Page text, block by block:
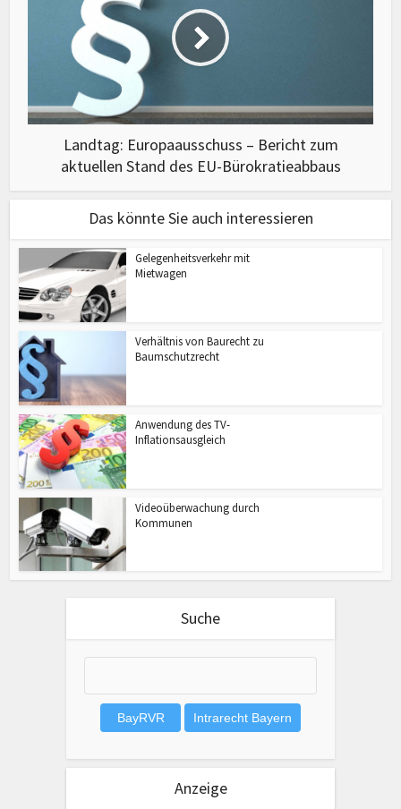
Landtag: Europaausschuss – Bericht zum
aktuellen Stand des EU-Bürokratieabbaus
Das könnte Sie auch interessieren
Gelegenheitsverkehr mit
Mietwagen
Verhältnis von Baurecht zu
Baumschutzrecht
Anwendung des TV-
Inflationsausgleich
Videoüberwachung durch
Kommunen
Suche
Anzeige